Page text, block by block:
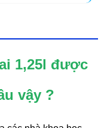
1,25l được
vậy ?